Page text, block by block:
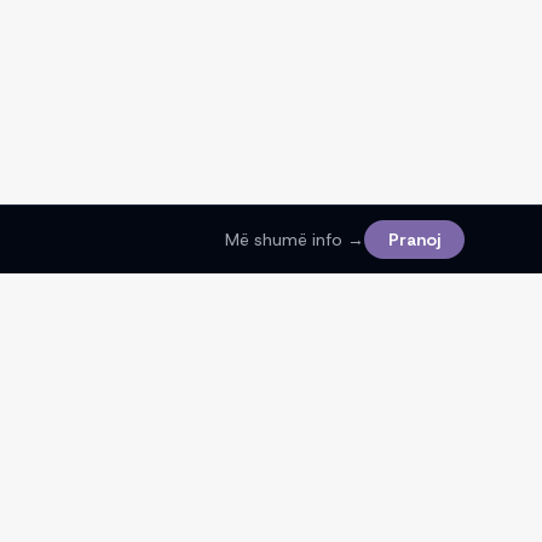
Më shumë info → Pranoj